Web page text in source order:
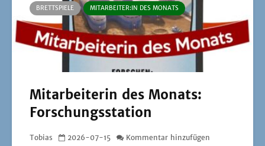
BRETTSPIELE MITARBEITER:IN DES MONATS
Mitarbeiterin des Monats:
Forschungsstation
Tobias 2026-07-15 Kommentar hinzufügen